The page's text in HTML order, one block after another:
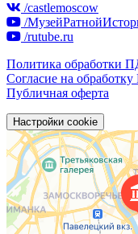
/castlemoscow
/
/rutube.ru
Политика обработки
Согласие на
Публичная оферта
Настройки cookie